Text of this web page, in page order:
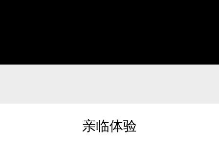
亲临体验